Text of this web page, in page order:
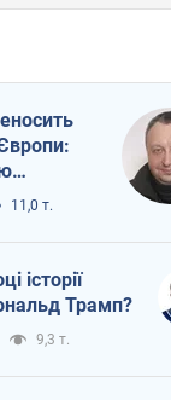
11,0 т.
історії
Трамп?
9,3 т.